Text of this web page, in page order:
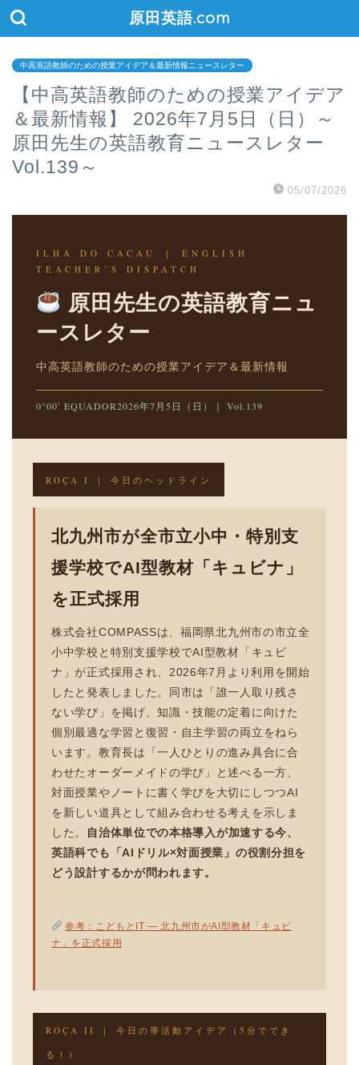
原田英語.com
中高英語教師のための授業アイデア＆最新情報ニュースレター
【中高英語教師のための授業アイデア
＆最新情報】 2026年7月5日（日）～
原田先生の英語教育ニュースレター
Vol.139～
05/07/2026
ILHA DO CACAU ｜ ENGLISH
TEACHER’S DISPATCH
原田先生の英語教育ニュ
ースレター
中高英語教師のための授業アイデア＆最新情報
0°00′ EQUADOR2026年7月5日（日）｜ Vol.139
ROÇA I ｜ 今日のヘッドライン
北九州市が全市立小中・特別支
援学校でAI型教材「キュビナ」
を正式採用
株式会社COMPASSは、福岡県北九州市の市立全
小中学校と特別支援学校でAI型教材「キュビ
ナ」が正式採用され、2026年7月より利用を開始
したと発表しました。同市は「誰一人取り残さ
ない学び」を掲げ、知識・技能の定着に向けた
個別最適な学習と復習・自主学習の両立をねら
います。教育長は「一人ひとりの進み具合に合
わせたオーダーメイドの学び」と述べる一方、
対面授業やノートに書く学びを大切にしつつAI
を新しい道具として組み合わせる考えを示しま
した。
自治体単位での本格導入が加速する今、
英語科でも「AIドリル×対面授業」の役割分担を
どう設計するかが問われます。
参考：こどもとIT — 北九州市がAI型教材「キュビ
ナ」を正式採用
ROÇA II ｜ 今日の帯活動アイデア（5分ででき
る！）